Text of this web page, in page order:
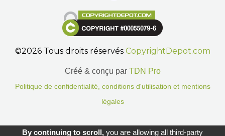
©2026 Tous droits réservés CopyrightDepot.com
Créé & conçu par TDN Pro
Politique de confidentialité, conditions d'utilisation et mentions
légales
Gestion des cookies.
By continuing to scroll,you are allowing all third-party